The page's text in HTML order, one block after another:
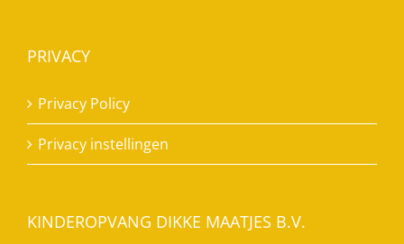
PRIVACY
Privacy Policy
Privacy instellingen
KINDEROPVANG DIKKE MAATJES B.V.